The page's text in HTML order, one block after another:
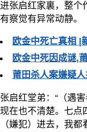
进张启红家裏，整个
有察觉有异常动静。
欧金中死亡真相 |
欧金中死因成谜,
莆田杀人案嫌疑
张启红堂弟：“（遇
现在也不清楚。七点
（嫌犯）进去，我